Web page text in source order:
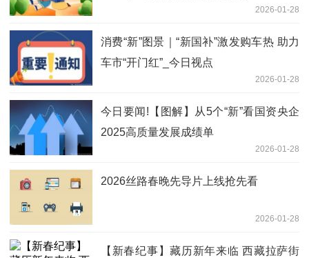
2026-01-28
消费“新”图景｜“新国补”激发购车热 助力
车市“开门红”_今日视点
2026-01-28
今日要闻!【图解】从5个“新”看国资央企
2025高质量发展成绩单
2026-01-28
2026丝路春晚先导片上线抢先看
2026-01-28
【新春纪事】藏历新年来临 西藏拉萨街